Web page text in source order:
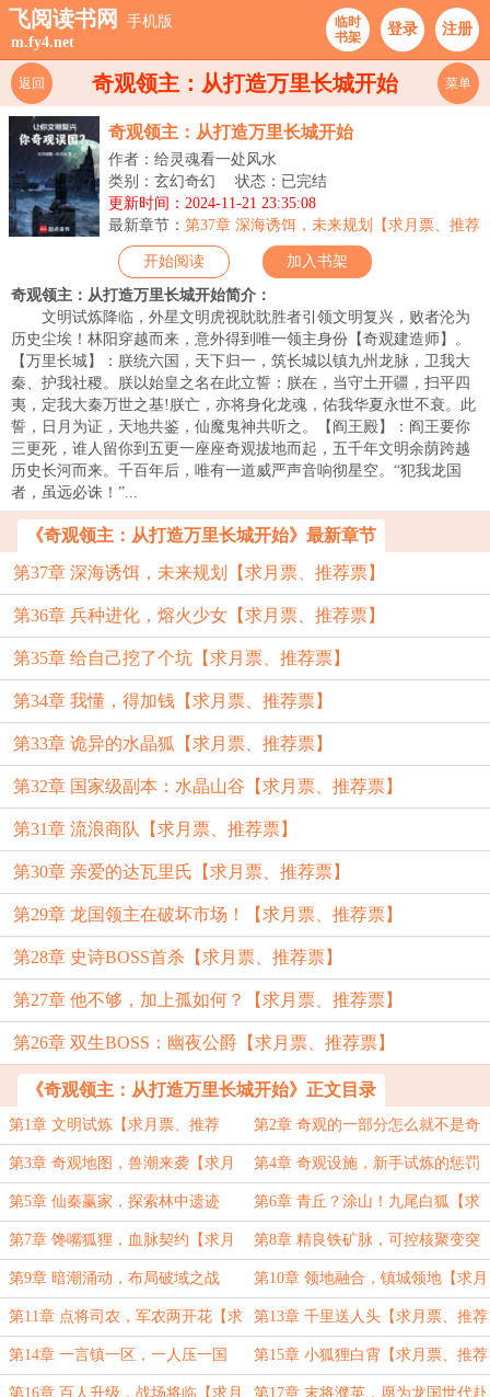
飞阅读书网
手机版
m.fy4.net
临时
书架
登录 注册
奇观领主：从打造万里长城开始
返回 菜单
奇观领主：从打造万里长城开始
作者：给灵魂看一处风水
类别：玄幻奇幻
状态：已完结
更新时间：2024-11-21 23:35:08
最新章节： 第37章 深海诱饵，未来规划【求月票、推荐
票】
开始阅读
加入书架
奇观领主：从打造万里长城开始简介：
文明试炼降临，外星文明虎视眈眈胜者引领文明复兴，败者沦为
历史尘埃！林阳穿越而来，意外得到唯一领主身份【奇观建造师】。
【万里长城】：朕统六国，天下归一，筑长城以镇九州龙脉，卫我大
秦、护我社稷。朕以始皇之名在此立誓：朕在，当守土开疆，扫平四
夷，定我大秦万世之基!朕亡，亦将身化龙魂，佑我华夏永世不衰。此
誓，日月为证，天地共鉴，仙魔鬼神共听之。【阎王殿】：阎王要你
三更死，谁人留你到五更一座座奇观拔地而起，五千年文明余荫跨越
历史长河而来。千百年后，唯有一道威严声音响彻星空。“犯我龙国
者，虽远必诛！”...
《奇观领主：从打造万里长城开始》最新章节
第37章 深海诱饵，未来规划【求月票、推荐票】
第36章 兵种进化，熔火少女【求月票、推荐票】
第35章 给自己挖了个坑【求月票、推荐票】
第34章 我懂，得加钱【求月票、推荐票】
第33章 诡异的水晶狐【求月票、推荐票】
第32章 国家级副本：水晶山谷【求月票、推荐票】
第31章 流浪商队【求月票、推荐票】
第30章 亲爱的达瓦里氏【求月票、推荐票】
第29章 龙国领主在破坏市场！【求月票、推荐票】
第28章 史诗BOSS首杀【求月票、推荐票】
第27章 他不够，加上孤如何？【求月票、推荐票】
第26章 双生BOSS：幽夜公爵【求月票、推荐票】
《奇观领主：从打造万里长城开始》正文目录
第1章 文明试炼【求月票、推荐
票】
第2章 奇观的一部分怎么就不是奇
观了【求月票、推荐票】
第3章 奇观地图，兽潮来袭【求月
票、推荐票】
第4章 奇观设施，新手试炼的惩罚
【求月票、推荐票】
第5章 仙秦赢家，探索林中遗迹
【求月票、推荐票】
第6章 青丘？涂山！九尾白狐【求
月票、推荐票】
第7章 馋嘴狐狸，血脉契约【求月
票、推荐票】
第8章 精良铁矿脉，可控核聚变突
破【求月票、推荐票】
第9章 暗潮涌动，布局破域之战
【求月票、推荐票】
第10章 领地融合，镇城领地【求月
票、推荐票】
第11章 点将司农，军农两开花【求
月票、推荐票】
第13章 千里送人头【求月票、推荐
票】
第14章 一言镇一区，一人压一国
【求月票、推荐票】
第15章 小狐狸白霄【求月票、推荐
票】
第16章 百人升级，战场将临【求月 第17章 末将濮英，愿为龙国世代赴